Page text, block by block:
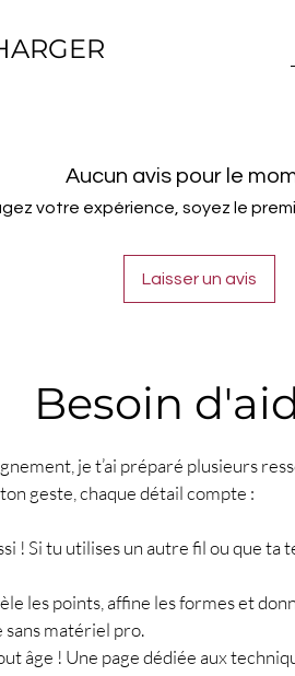
Aucun avis pour le
votre expérience, soyez le
Laisser un avis
Besoin
je t’ai préparé plusieurs
geste, chaque détail compte :
! Si tu utilises un autre fil ou que
les points, affine les formes et
sans matériel pro.
âge ! Une page dédiée aux